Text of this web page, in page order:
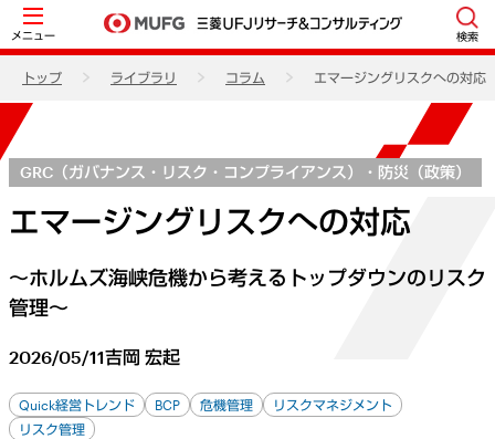
メニュー 検索
トップ ライブラリ コラム エマージングリスクへの対応
GRC（ガバナンス・リスク・コンプライアンス）・防災（政策）
エマージングリスクへの対応
～ホルムズ海峡危機から考えるトップダウンのリスク
管理～
2026/05/11吉岡 宏起
Quick経営トレンド BCP 危機管理
リスクマネジメント
リスク管理